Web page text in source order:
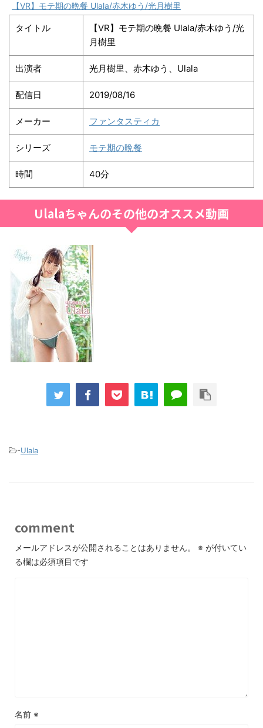
【VR】モテ期の晩餐 Ulala/赤木ゆう/光月樹里
タイトル
【VR】モテ期の晩餐 Ulala/赤木ゆう/光
月樹里
出演者 光月樹里、赤木ゆう、Ulala
配信日 2019/08/16
メーカー ファンタスティカ
シリーズ モテ期の晩餐
時間 40分
Ulalaちゃんのその他のオススメ動画
-Ulala
comment
メールアドレスが公開されることはありません。 ※ が付いてい
る欄は必須項目です
名前 ※